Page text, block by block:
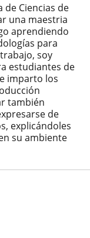
de Ciencias de
una maestria
aprendiendo
para
soy
estudiantes de
imparto los
también
de
explicándoles
su ambiente